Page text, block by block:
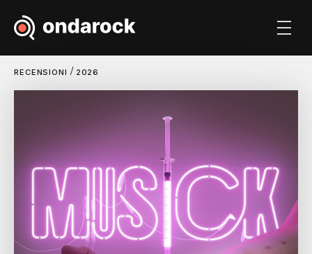
RECENSIONI / 2026